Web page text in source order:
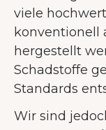
viele
konventionell
hergestellt
Schadstoffe
Standards
Wir sind
Nur